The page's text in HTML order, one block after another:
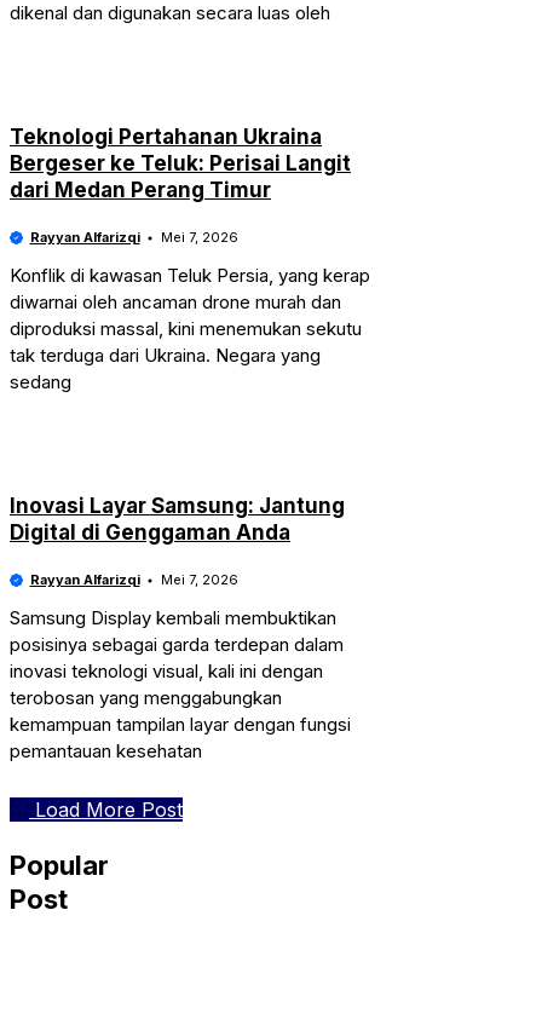
dikenal dan digunakan secara luas oleh
Teknologi Pertahanan Ukraina
Bergeser ke Teluk: Perisai Langit
dari Medan Perang Timur
Rayyan Alfarizqi Mei 7, 2026
Konflik di kawasan Teluk Persia, yang kerap
diwarnai oleh ancaman drone murah dan
diproduksi massal, kini menemukan sekutu
tak terduga dari Ukraina. Negara yang
sedang
Inovasi Layar Samsung: Jantung
Digital di Genggaman Anda
Rayyan Alfarizqi Mei 7, 2026
Samsung Display kembali membuktikan
posisinya sebagai garda terdepan dalam
inovasi teknologi visual, kali ini dengan
terobosan yang menggabungkan
kemampuan tampilan layar dengan fungsi
pemantauan kesehatan
Load More Post
Popular
Post